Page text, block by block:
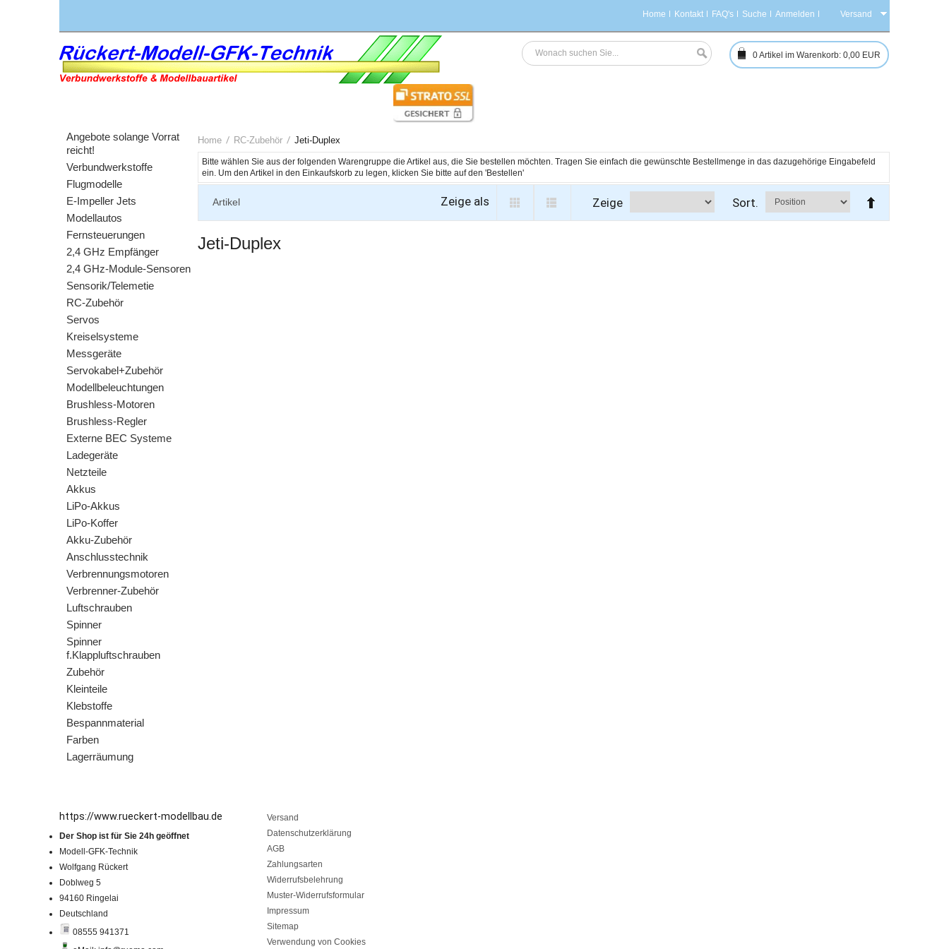
Versand
Home Kontakt FAQ's Suche Anmelden
0Artikel im Warenkorb: 0,00 EUR
Angebote solange Vorrat
reicht!
Verbundwerkstoffe
Flugmodelle
E-Impeller Jets
Modellautos
Fernsteuerungen
2,4 GHz Empfänger
2,4 GHz-Module-Sensoren
Sensorik/Telemetie
RC-Zubehör
Servos
Kreiselsysteme
Messgeräte
Servokabel+Zubehör
Modellbeleuchtungen
Brushless-Motoren
Brushless-Regler
Externe BEC Systeme
Ladegeräte
Netzteile
Akkus
LiPo-Akkus
LiPo-Koffer
Akku-Zubehör
Anschlusstechnik
Verbrennungsmotoren
Verbrenner-Zubehör
Luftschrauben
Spinner
Spinner
f.Klappluftschrauben
Zubehör
Kleinteile
Klebstoffe
Bespannmaterial
Farben
Lagerräumung
Home RC-Zubehör Jeti-Duplex
Bitte wählen Sie aus der folgenden Warengruppe die Artikel aus, die Sie bestellen möchten. Tragen Sie einfach die gewünschte Bestellmenge in das dazugehörige Eingabefeld
Artikel Sort.
Zeige
Zeige als
Jeti-Duplex
https://www.rueckert-modellbau.de
Der Shop ist für Sie 24h geöffnet
Modell-GFK-Technik
Wolfgang Rückert
Doblweg 5
94160 Ringelai
Deutschland
08555 941371
Versand
Datenschutzerklärung
AGB
Zahlungsarten
Widerrufsbelehrung
Muster-Widerrufsformular
Impressum
Sitemap
Verwendung von Cookies